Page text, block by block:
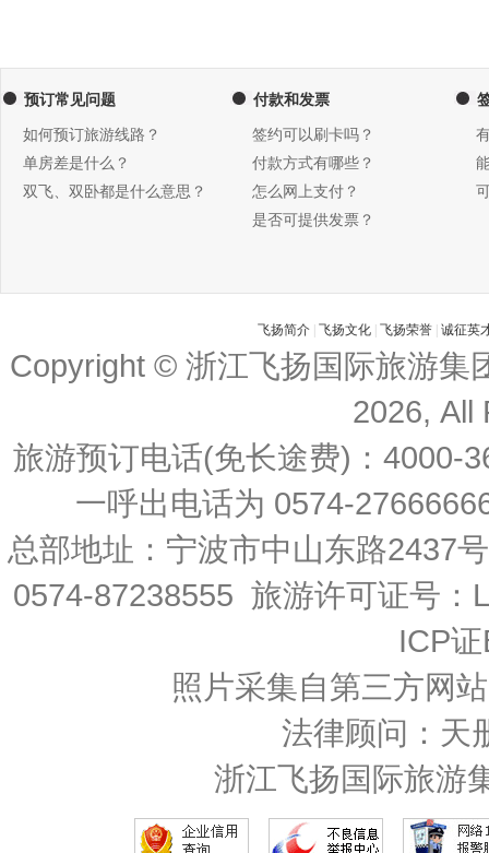
预订常见问题
如何预订旅游线路？
单房差是什么？
双飞、双卧都是什么意思？
付款和发票
签约可以刷卡吗？
付款方式有哪些？
怎么网上支付？
是否可提供发票？
飞扬简介 飞扬文化 飞扬荣誉 诚征英
Copyright © 浙江飞扬国际旅游集
2026, All
旅游预订电话(免长途费)：4000-
一呼出电话为 0574-
总部地址：宁波市中山东路2437
0574-87238555 旅游许可证号
ICP
照片采集自第三方网
法律顾问：天
浙江飞扬国际旅游